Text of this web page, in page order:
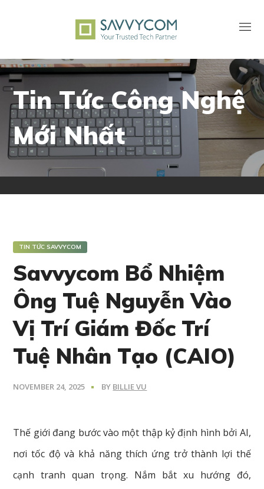
Tin Tức Công Nghệ
Mới Nhất
TIN TỨC SAVVYCOM
Savvycom Bổ Nhiệm
Ông Tuệ Nguyễn Vào
Vị Trí Giám Đốc Trí
Tuệ Nhân Tạo (CAIO)
NOVEMBER 24, 2025 BY BILLIE VU
Thế giới đang bước vào một thập kỷ định hình bởi AI,
nơi tốc độ và khả năng thích ứng trở thành lợi thế
cạnh tranh quan trọng. Nắm bắt xu hướng đó,